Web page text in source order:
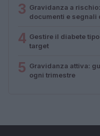
3 Gravidanza a
documenti e segnali
4 Gestire il diabete
target
5 Gravidanza attiva:
ogni trimestre